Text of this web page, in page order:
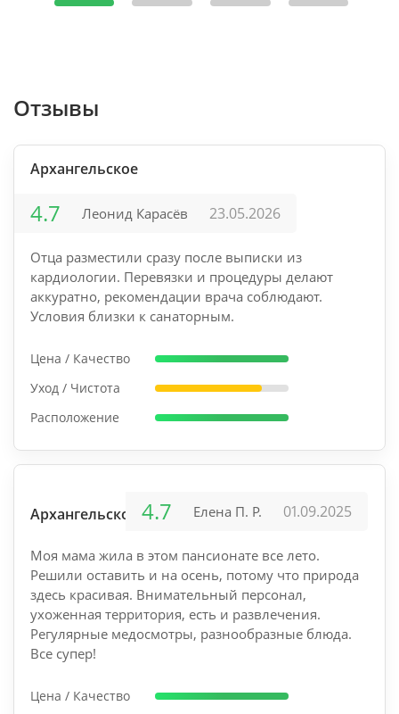
Отзывы
Архангельское
4.7 Леонид Карасёв 23.05.2026
Отца разместили сразу после выписки из
кардиологии. Перевязки и процедуры делают
аккуратно, рекомендации врача соблюдают.
Условия близки к санаторным.
Цена / Качество
Уход / Чистота
Расположение
Архангельское 4.7 Елена П. Р. 01.09.2025
Моя мама жила в этом пансионате все лето.
Решили оставить и на осень, потому что природа
здесь красивая. Внимательный персонал,
ухоженная территория, есть и развлечения.
Регулярные медосмотры, разнообразные блюда.
Все супер!
Цена / Качество